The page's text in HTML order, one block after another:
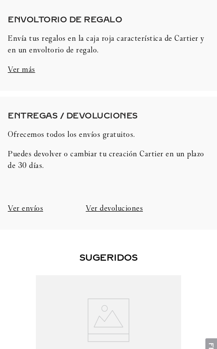
ENVOLTORIO DE REGALO​
Envía tus regalos en la caja roja característica de Cartier y
en un envoltorio de regalo.
Ver más
ENTREGAS / DEVOLUCIONES​
Ofrecemos todos los envíos gratuitos.
Puedes devolver o cambiar tu creación Cartier en un plazo
de 30 días.​
Ver envíos Ver devoluciones
SUGERIDOS